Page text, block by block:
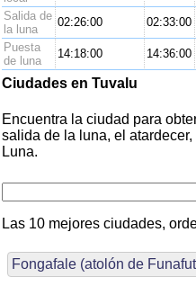
Salida de
la luna
02:26:00 02:33:00
Puesta
de luna
14:18:00 14:36:00
Ciudades en Tuvalu
Encuentra la ciudad para
salida de la luna, el
Luna.
Las 10 mejores ciudades,
Fongafale (atolón de